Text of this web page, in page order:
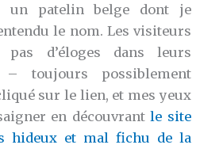
un patelin belge dont je
le nom. Les visiteurs
pas d’éloges dans leurs
– toujours possiblement
sur le lien, et mes yeux
en découvrantle site
hideux et mal fichu de la